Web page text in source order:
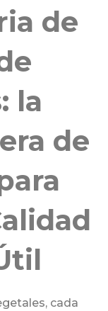
de
la
de
cada